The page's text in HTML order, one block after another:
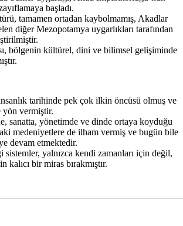
başladı.
tamamen ortadan kaybolmamış, Akadlar
diğer Mezopotamya uygarlıkları tarafından
bölgenin kültürel, dini ve bilimsel gelişiminde
tarihinde pek çok ilkin öncüsü olmuş ve
yön vermiştir.
sanatta, yönetimde ve dinde ortaya koyduğu
medeniyetlere de ilham vermiş ve bugün bile
devam etmektedir.
sistemler, yalnızca kendi zamanları için değil,
kalıcı bir miras bırakmıştır.